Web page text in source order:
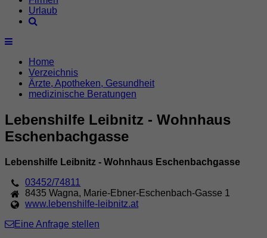
Urlaub
Home
Verzeichnis
Ärzte, Apotheken, Gesundheit
medizinische Beratungen
Lebenshilfe Leibnitz - Wohnhaus
Eschenbachgasse
Lebenshilfe Leibnitz - Wohnhaus Eschenbachgasse
03452/74811
8435 Wagna, Marie-Ebner-Eschenbach-Gasse 1
www.lebenshilfe-leibnitz.at
Eine Anfrage stellen